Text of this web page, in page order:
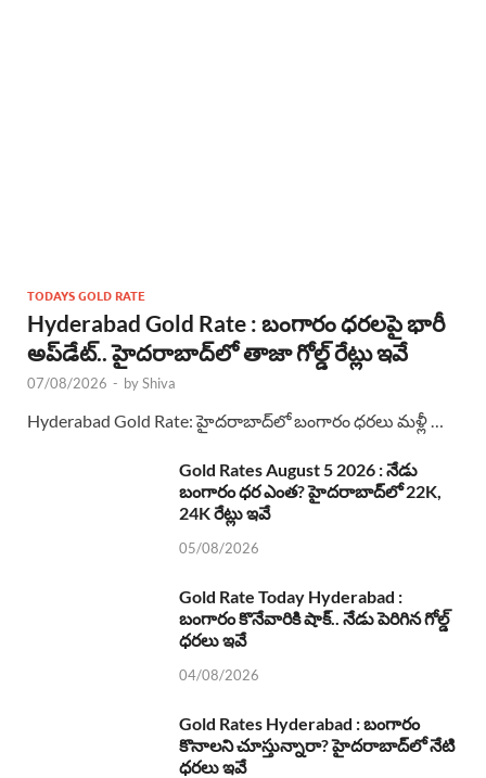
TODAYS GOLD RATE
Hyderabad Gold Rate : బంగారం ధరలపై భారీ
అప్‌డేట్.. హైదరాబాద్‌లో తాజా గోల్డ్ రేట్లు ఇవే
07/08/2026 - byShiva
Hyderabad Gold Rate: హైదరాబాద్‌లో బంగారం ధరలు మళ్లీ …
Gold Rates August 5 2026 : నేడు
బంగారం ధర ఎంత? హైదరాబాద్‌లో 22K,
24K రేట్లు ఇవే
05/08/2026
Gold Rate Today Hyderabad :
బంగారం కొనేవారికి షాక్.. నేడు పెరిగిన గోల్డ్
ధరలు ఇవే
04/08/2026
Gold Rates Hyderabad : బంగారం
కొనాలని చూస్తున్నారా? హైదరాబాద్‌లో నేటి
ధరలు ఇవే